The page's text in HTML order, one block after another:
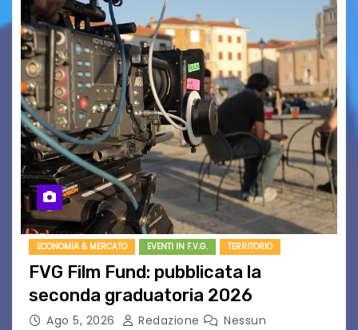
ECONOMIA & MERCATO EVENTI IN F.V.G. TERRITORIO
FVG Film Fund: pubblicata la
seconda graduatoria 2026
Ago 5, 2026 Redazione
Nessun